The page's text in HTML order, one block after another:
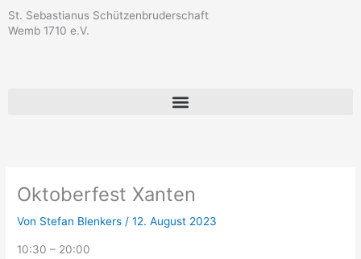
Inhalt
St. Sebastianus Schützenbruderschaft
Wemb 1710 e.V.
Oktoberfest Xanten
Von Stefan Blenkers/12. August 2023
10:30 – 20:00